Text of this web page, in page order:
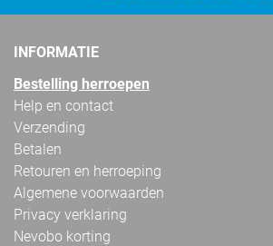
INFORMATIE
Bestelling herroepen
Help en contact
Verzending
Betalen
Retouren en herroeping
Algemene voorwaarden
Privacy verklaring
Nevobo korting